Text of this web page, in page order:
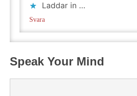
Laddar in …
Svara
Speak Your Mind